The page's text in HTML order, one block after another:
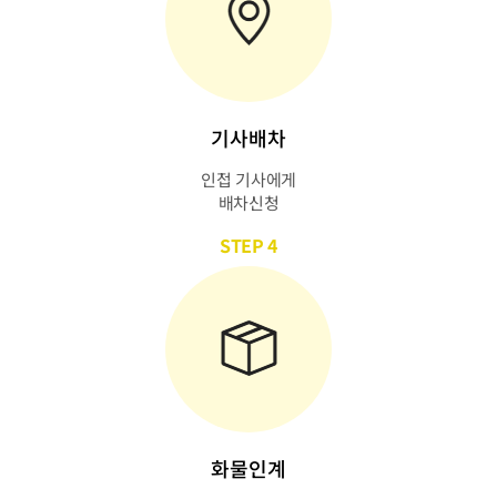
기사배차
인접 기사에게
배차신청
STEP 4
화물인계